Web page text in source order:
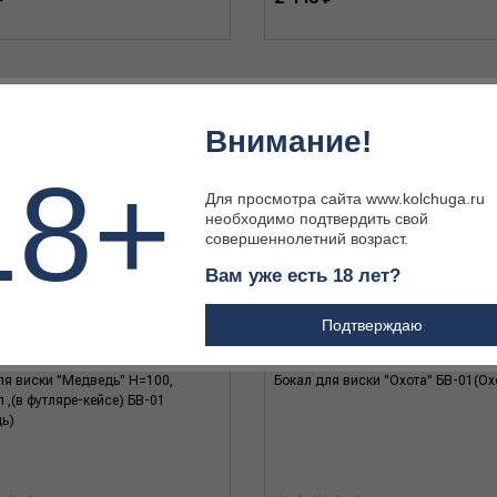
виски "Медведь" Н=100,
,(в футляре-кейсе) БВ-01
Бокал для виски "Охота" БВ-
Внимание!
Для просмотра сайта www.kolchuga.ru
необходимо подтвердить свой
совершеннолетний возраст.
Вам уже есть 18 лет?
Подтверждаю